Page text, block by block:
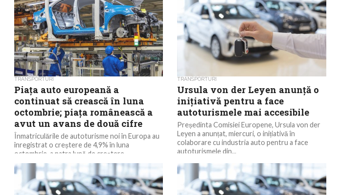
TRANSPORTURI
Piața auto europeană a
continuat să crească în luna
octombrie; piața românească a
avut un avans de două cifre
Înmatriculările de autoturisme noi în Europa au
înregistrat o creștere de 4,9% în luna
octombrie, a patra lună de creștere
consecutivă, iar...
TRANSPORTURI
Ursula von der Leyen anunță o
inițiativă pentru a face
autoturismele mai accesibile
Președinta Comisiei Europene, Ursula von der
Leyen a anunțat, miercuri, o inițiativă în
colaborare cu industria auto pentru a face
autoturismele din...